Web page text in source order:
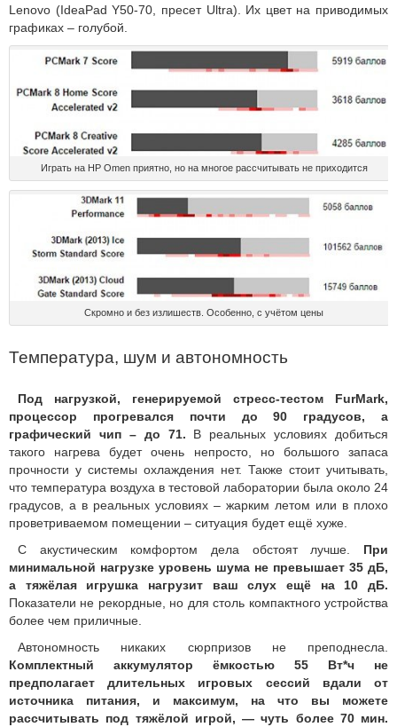
Lenovo (IdeaPad Y50-70, пресет Ultra). Их цвет на приводимых
графиках – голубой.
Играть на HP Omen приятно, но на многое рассчитывать не приходится
Скромно и без излишеств. Особенно, с учётом цены
Температура, шум и автономность
Под нагрузкой, генерируемой стресс-тестом FurMark,
процессор прогревался почти до 90 градусов, а
графический чип – до 71. В реальных условиях добиться
такого нагрева будет очень непросто, но большого запаса
прочности у системы охлаждения нет. Также стоит учитывать,
что температура воздуха в тестовой лаборатории была около 24
градусов, а в реальных условиях – жарким летом или в плохо
проветриваемом помещении – ситуация будет ещё хуже.
С акустическим комфортом дела обстоят лучше. При
минимальной нагрузке уровень шума не превышает 35 дБ,
а тяжёлая игрушка нагрузит ваш слух ещё на 10 дБ.
Показатели не рекордные, но для столь компактного устройства
более чем приличные.
Автономность никаких сюрпризов не преподнесла.
Комплектный аккумулятор ёмкостью 55 Вт*ч не
предполагает длительных игровых сессий вдали от
источника питания, и максимум, на что вы можете
рассчитывать под тяжёлой игрой, — чуть более 70 мин.